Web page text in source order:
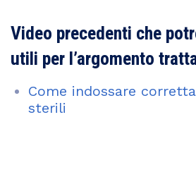
Video precedenti che
utili per l’argomento
Come indossare
sterili